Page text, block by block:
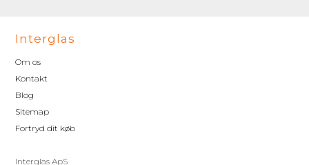
Interglas
Om os
Kontakt
Blog
Sitemap
Fortryd dit køb
Interglas ApS